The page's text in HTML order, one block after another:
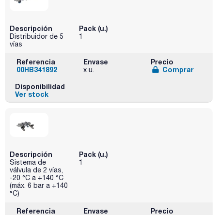
Descripción
Distribuidor de 5
vías
Pack (u.)
1
Referencia
00HB341892
Envase
x u.
Precio
Comprar
Disponibilidad
Ver stock
Descripción
Sistema de
válvula de 2 vías,
-20 °C a +140 °C
(máx. 6 bar a +140
°C)
Pack (u.)
1
Referencia
Envase
Precio